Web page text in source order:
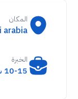
المكان
arabia
الخبرة
10-15 سنوات